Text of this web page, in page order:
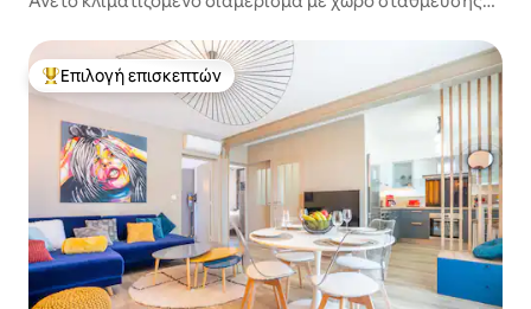
Κορυφαία επιλογή επισκεπτών
Επιλογή επισκεπτών